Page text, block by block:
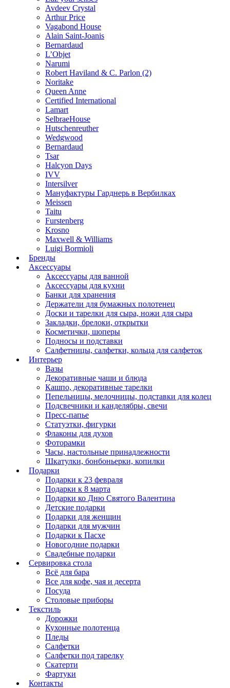
Avdeev Crystal
Arthur Price
Vagabond House
Alain Saint-Joanis
Bernardaud
L’Objet
Narumi
Robert Haviland & C. Parlon (2)
Noritakе
Queen Anne
Certified International
Lamart
SelbraeHouse
Hutschenreuther
Wedgwood
Bernardaud
Tsar
Halcyon Days
IVV
Intersilver
Мануфактуры Гарднерь в Вербилках
Meissen
Taitu
Furstenberg
Krosno
Maxwell & Williams
Luigi Bormioli
Бренды
Аксессуары
Аксессуары для ванной
Аксессуары для кухни
Банки для хранения
Держатели для бумажных полотенец
Доски и тарелки для сыра, ножи для сыра
Закладки, брелоки, открытки
Косметички, шоперы
Подносы и подставки
Салфетницы, салфетки, кольца для салфеток
Интерьер
Вазы
Декоративные чаши и блюда
Кашпо, декоративные тарелки
Пепельницы, мелочницы, подставки для колец
Подсвечники и канделябры, свечи
Пресс-папье
Статуэтки, фигурки
Флаконы для духов
Фоторамки
Часы, настольные принадлежности
Шкатулки, бонбоньерки, копилки
Подарки
Подарки к 23 февраля
Подарки к 8 марта
Подарки ко Дню Святого Валентина
Детские подарки
Подарки для женщин
Подарки для мужчин
Подарки к Пасхе
Новогодние подарки
Свадебные подарки
Сервировка стола
Всё для бара
Все для кофе, чая и десерта
Посуда
Столовые приборы
Текстиль
Дорожки
Кухонные полотенца
Пледы
Салфетки
Салфетки под тарелку
Скатерти
Фартуки
Контакты